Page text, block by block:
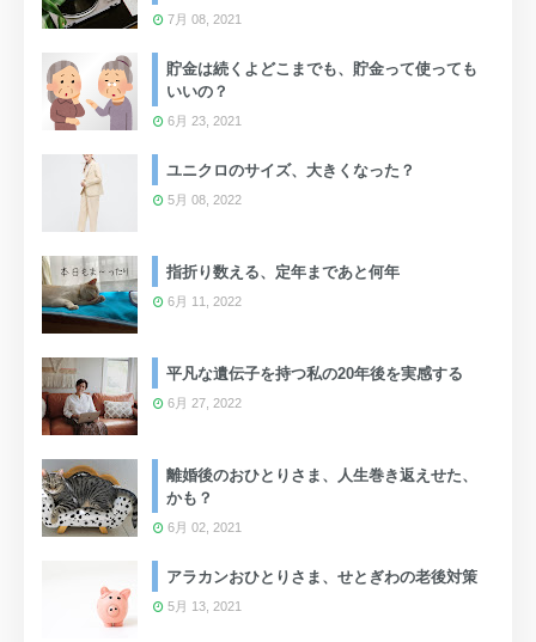
7月 08, 2021
貯金は続くよどこまでも、貯金って使っても
いいの？
6月 23, 2021
ユニクロのサイズ、大きくなった？
5月 08, 2022
指折り数える、定年まであと何年
6月 11, 2022
平凡な遺伝子を持つ私の20年後を実感する
6月 27, 2022
離婚後のおひとりさま、人生巻き返えせた、
かも？
6月 02, 2021
アラカンおひとりさま、せとぎわの老後対策
5月 13, 2021